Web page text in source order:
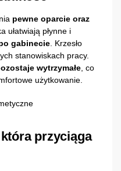
pewne oparcie oraz
ułatwiają płynne i
gabinecie . Krzesło
stanowiskach pracy.
wytrzymałe , co
użytkowanie.
przyciąga